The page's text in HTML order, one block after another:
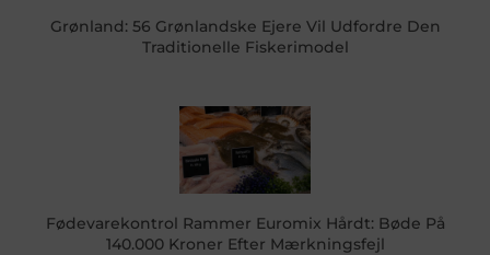
Grønland: 56 Grønlandske Ejere Vil Udfordre Den
Traditionelle Fiskerimodel
Fødevarekontrol Rammer Euromix Hårdt: Bøde På
140.000 Kroner Efter Mærkningsfejl